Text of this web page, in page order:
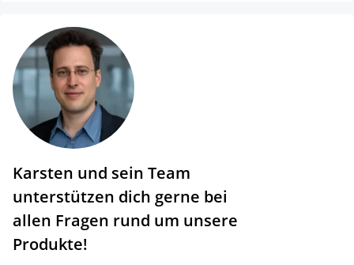
Karsten und sein Team
unterstützen dich gerne bei
allen Fragen rund um unsere
Produkte!